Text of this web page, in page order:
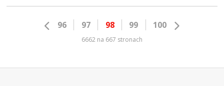
96 97 98 99 100
6662 na 667 stronach